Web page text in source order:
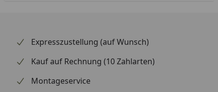
Expresszustellung (auf Wunsch)
Kauf auf Rechnung (10 Zahlarten)
Montageservice